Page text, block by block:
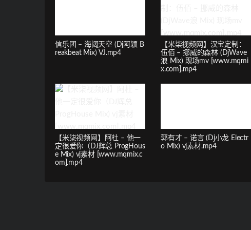
信乐团 – 海阔天空 (Dj阿颖 B
reakbeat Mix) VJ.mp4
【米柒视频网】汉宝定制：
伍佰 – 挪威的森林 (DjWave
浪 Mix) 现场mv [www.mqmi
x.com].mp4
【米柒视频网】阿杜 – 他一
定很爱你（DJ辉总 ProgHous
e Mix) vj素材 [www.mqmix.c
om].mp4
郭有才 – 诺言 (Dj小龙 Electr
o Mix) vj素材.mp4